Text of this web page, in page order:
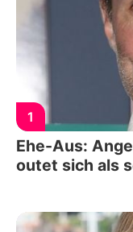
1
Ehe-Aus:
outet sich als